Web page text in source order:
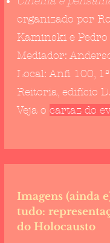
organizado por
Kaminski e Pedro
Mediador:
Local: Anfi 100,
Reitoria, edifício
Veja o cartaz do
Imagens (ainda
tudo:
do Holocausto